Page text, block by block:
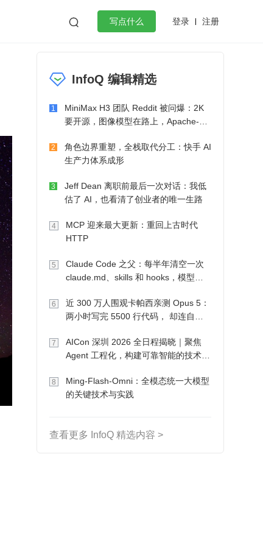
 写点什么 登录 注册
微服务架构 flutter
InfoQ 编辑精选
1
MiniMax H3 团队 Reddit 被问爆：2K
要开源，图像模型在路上，Apache-2.0
2
角色边界重塑，全栈取代分工：快手 AI
生产力体系成形
3
Jeff Dean 离职前最后一次对话：我低
估了 AI，也看清了创业者的唯一生路
4
MCP 迎来最大更新：重回上古时代
HTTP
5
Claude Code 之父：每半年清空一次
claude.md、skills 和 hooks，模型自
6
近 300 万人围观卡帕西亲测 Opus 5：
两小时写完 5500 行代码， 却连自己
7
AICon 深圳 2026 全日程揭晓｜聚焦
Agent 工程化，构建可靠智能的技术路
8
Ming-Flash-Omni：全模态统一大模型
的关键技术与实践
查看更多 InfoQ 精选内容 >